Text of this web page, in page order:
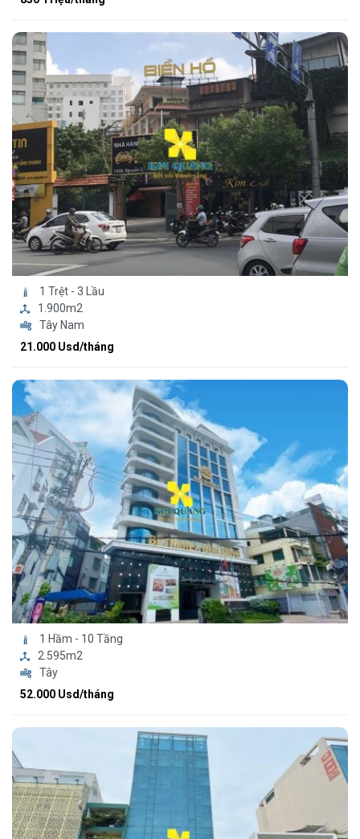
1 Trệt - 3 Lầu
1.900m2
Tây Nam
21.000 Usd/tháng
1 Hầm - 10 Tầng
2.595m2
Tây
52.000 Usd/tháng